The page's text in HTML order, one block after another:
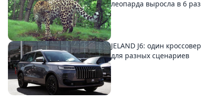
леопарда выросла в 6 раз
JELAND J6: один кроссовер
для разных сценариев